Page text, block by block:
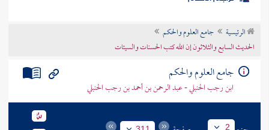
موضوعي
تراجم الأعلام
الرئيسية
جامع العلوم والحكم
الحديث السابع والثلاثون إن الله كتب الحسنات والسيئات
جامع العلوم والحكم
ابن رجب الحنبلي - عبد الرحمن بن أحمد بن رجب الحنبلي
2